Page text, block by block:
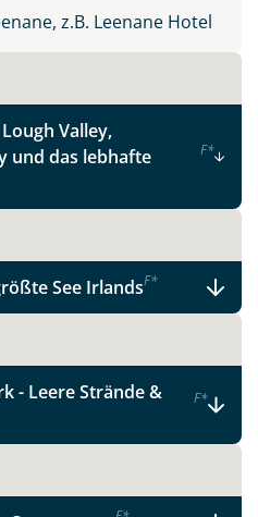
z.B. Leenane Hotel
Valley,
und das lebhafte
F*
See IrlandsF*
- Leere Strände &
F*